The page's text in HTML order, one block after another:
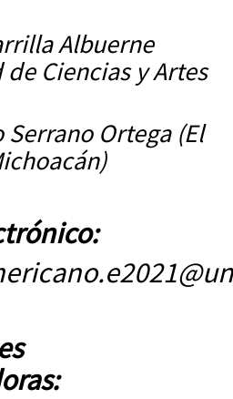
Albuerne
Ciencias y Artes
Ortega (El